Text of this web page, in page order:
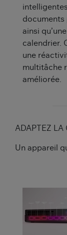
documents
ainsi
calendrier.
une
multitâche
améliorée.
ADAPTEZ LA
Un appareil